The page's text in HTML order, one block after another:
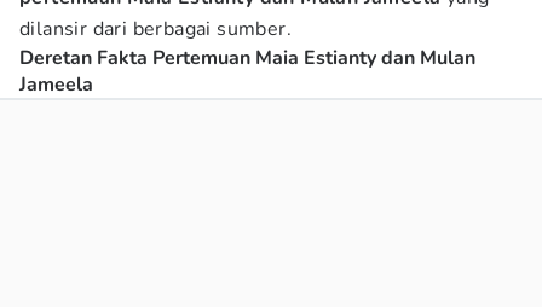
dilansir dari berbagai sumber.
Deretan Fakta Pertemuan Maia Estianty dan Mulan
Jameela